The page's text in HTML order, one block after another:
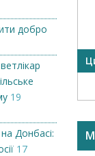
добро
19
Донбасі:
17